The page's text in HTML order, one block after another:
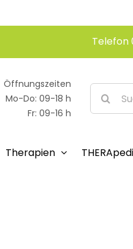
Telefon
Öffnungszeiten
Mo-Do: 09-18 h
Fr: 09-16 h
Suche
nach:
Therapien